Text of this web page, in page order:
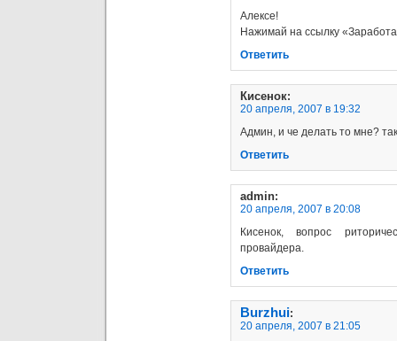
Алексе!
Нажимай на ссылку
Ответить
Кисенок:
20 апреля, 2007 в 19:32
Админ, и че делать то мне?
Ответить
admin:
20 апреля, 2007 в 20:08
Кисенок, вопрос
провайдера.
Ответить
Burzhui:
20 апреля, 2007 в 21:05